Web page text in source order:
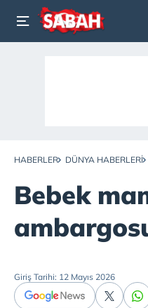
HABERLER DÜNYA HABERLERI
Bebek
Giriş Tarihi: 12 Mayıs 2026